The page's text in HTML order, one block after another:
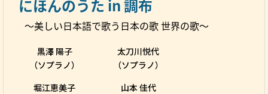
にほんのうた in 調布
～美しい日本語で歌う日本の歌 世界の歌～
黒澤 陽子
（ソプラノ）
太刀川悦代
（ソプラノ）
堀江恵美子
山本 佳代